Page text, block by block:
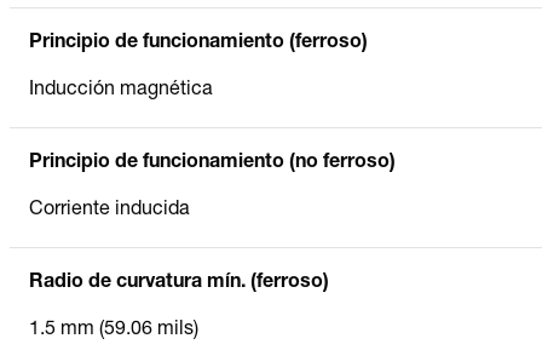
Principio de funcionamiento (ferroso)
Inducción magnética
Principio de funcionamiento (no ferroso)
Corriente inducida
Radio de curvatura mín. (ferroso)
1.5 mm (59.06 mils)